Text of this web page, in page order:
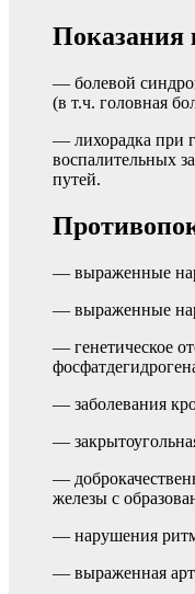
Показания
— болевой
(в т.ч. головная
— лихорадка при
воспалительных
путей.
— выраженные
— выраженные
— генетическое
— заболевания
—
—
железы с
— нарушения
— выраженная